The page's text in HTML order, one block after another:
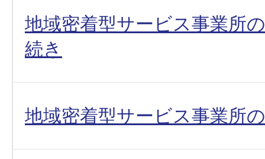
地域密着型サービス事業所
続き
地域密着型サービス事業所